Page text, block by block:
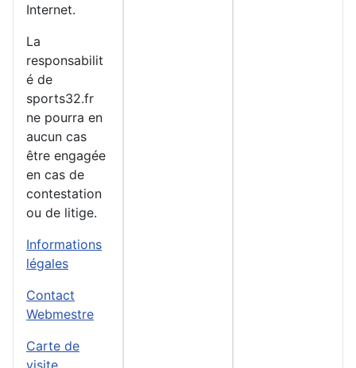
Internet.
La
responsabilit
é de
sports32.fr
ne pourra en
aucun cas
être engagée
en cas de
contestation
ou de litige.
Informations
légales
Contact
Webmestre
Carte de
visite